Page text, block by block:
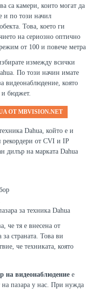
са камери, които могат да
и по този начил
Това, което ги
на сериозно оптично
от 100 и повече метра
измежду всички
По този начин имате
видеонаблюдение, която
и бюджет.
ОТ MBVISION.NET
Dahua, който е и
от CVI и IP
дилър на марката Dahua
за техника Dahua
че тя е внесена от
страната. Това ви
че техниката, която
на видеонаблюдение е
на пазара у нас. При нужда